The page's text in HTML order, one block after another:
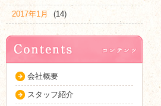
2017年1月 (14)
会社概要
スタッフ紹介